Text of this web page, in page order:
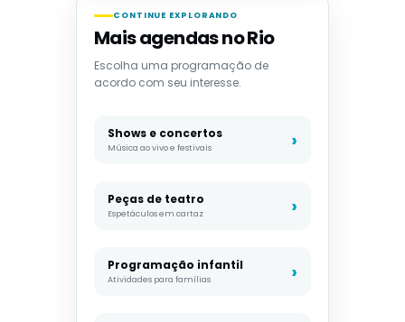
CONTINUE EXPLORANDO
Mais agendas no Rio
Escolha uma programação de
acordo com seu interesse.
Shows e concertos
Música ao vivo e festivais
Peças de teatro
Espetáculos em cartaz
Programação infantil
Atividades para famílias